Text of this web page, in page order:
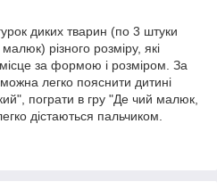
диких тварин (по 3 штуки
різного розміру, які
за формою і розміром. За
легко пояснити дитині
пограти в гру "Де чий малюк,
дістаються пальчиком.